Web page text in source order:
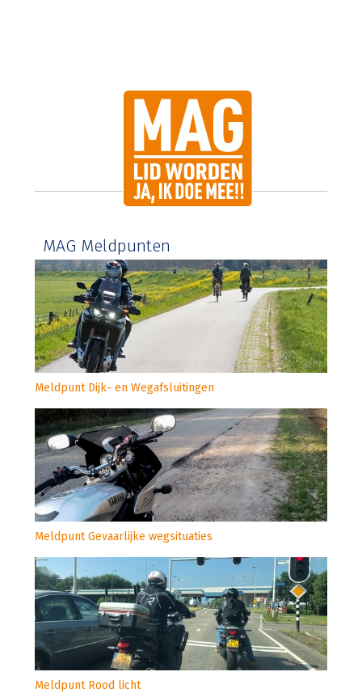
MAG Meldpunten
Meldpunt Dijk- en Wegafsluitingen
Meldpunt Gevaarlijke wegsituaties
Meldpunt Rood licht